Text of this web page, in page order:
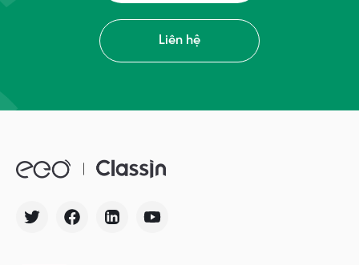
Liên hệ